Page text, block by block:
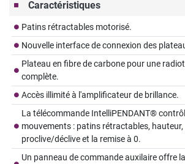
Caractéristiques
Patins rétractables motorisé.
Nouvelle interface de connexion des
Plateau en fibre de carbone pour une
complète.
Accès illimité à l'amplificateur de brillance.
La télécommande IntelliPENDANT®
mouvements : patins rétractables, hauteur,
proclive/déclive et la remise à 0.
Un panneau de commande auxilaire offre